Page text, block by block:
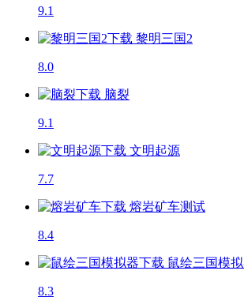
9.1
黎明三国2
8.0
脑裂
9.1
文明起源
7.7
熔岩矿车测试
8.4
鼠绘三国模
8.3